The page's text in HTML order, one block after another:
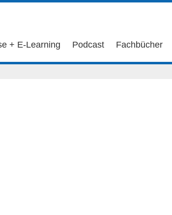
+ E-Learning Podcast Fachbücher